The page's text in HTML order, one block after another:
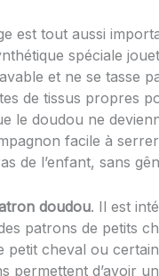
est tout aussi
spéciale
et ne se tasse
de tissus propres
le doudou ne
facile à
de l’enfant, sans
doudou. Il est
patrons de petits
petit cheval ou
permettent d’avoir